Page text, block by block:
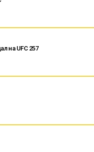
на UFC 257